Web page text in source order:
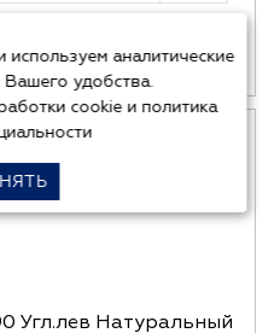
Купить в один клик
аналитические
удобства.
cookieи политика